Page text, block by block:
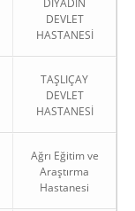
DİYADİN
DEVLET
HASTANESİ
TAŞLIÇAY
DEVLET
HASTANESİ
Ağrı Eğitim ve
Araştırma
Hastanesi